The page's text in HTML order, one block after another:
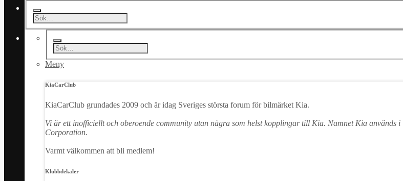
Meny
KiaCarClub
KiaCarClub grundades 2009 och är idag Sveriges största forum för bilmärket Kia.
Vi är ett inofficiellt och oberoende community utan några som helst kopplingar till Kia. Namnet Kia används
Corporation.
Varmt välkommen att bli medlem!
Klubbdekaler